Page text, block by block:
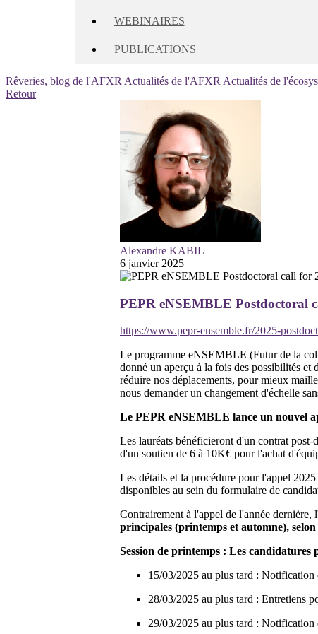
WEBINAIRES
PUBLICATIONS
Rêveries, blog de l'AFXR Actualités de l'AFXR Actualités de
Retour
Alexandre KABIL
6 janvier 2025
PEPR eNSEMBLE Postdoctoral
https://www.pepr-ensemble.fr/2025-
Le programme eNSEMBLE (Futur de la
donné un aperçu à la fois des possibilités
réduire nos déplacements, pour mieux
nous demander un changement d'échelle
Le PEPR eNSEMBLE lance un nouvel
Les lauréats bénéficieront d'un contrat
d'un soutien de 6 à 10K€ pour l'achat
Les détails et la procédure pour l'appel
disponibles au sein du formulaire de
Contrairement à l'appel de l'année dernière,
principales (printemps et automne),
Session de printemps : Les candidatures
15/03/2025 au plus tard : Notification
28/03/2025 au plus tard : Entretiens
29/03/2025 au plus tard : Notification